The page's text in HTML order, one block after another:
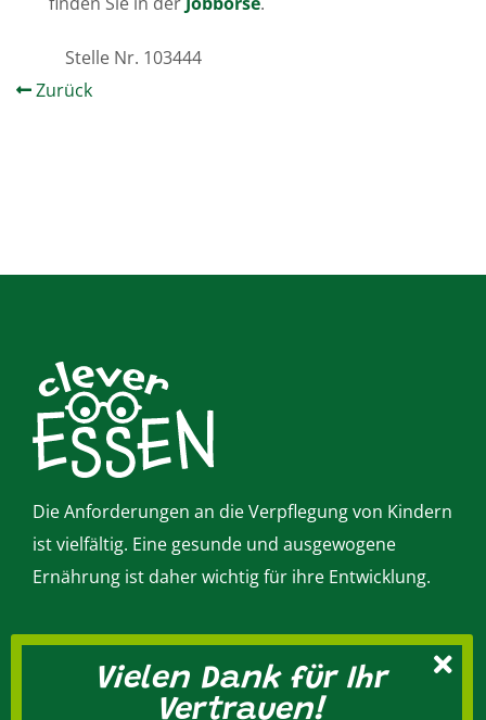
Stelle Nr. 103444
Zurück
Die Anforderungen an die Verpflegung von Kindern
ist vielfältig. Eine gesunde und ausgewogene
Ernährung ist daher wichtig für ihre Entwicklung.
Kontakt
Vielen Dank für Ihr
Vertrauen!